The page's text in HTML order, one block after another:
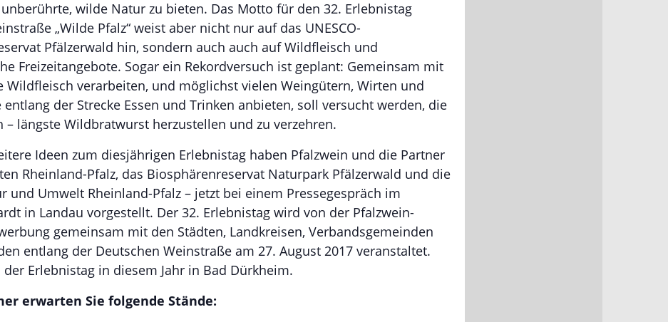
wilde Natur zu bieten. Das Motto für den 32. Erlebnistag
„Wilde Pfalz“ weist aber nicht nur auf das UNESCO-
Pfälzerwald hin, sondern auch auch auf Wildfleisch und
Freizeitangebote. Sogar ein Rekordversuch ist geplant: Gemeinsam mit
Wildfleisch verarbeiten, und möglichst vielen Weingütern, Wirten und
entlang der Strecke Essen und Trinken anbieten, soll versucht werden, die
– längste Wildbratwurst herzustellen und zu verzehren.
Ideen zum diesjährigen Erlebnistag haben Pfalzwein und die Partner
Rheinland-Pfalz, das Biosphärenreservat Naturpark Pfälzerwald und die
und Umwelt Rheinland-Pfalz – jetzt bei einem Pressegespräch im
in Landau vorgestellt. Der 32. Erlebnistag wird von der Pfalzwein-
gemeinsam mit den Städten, Landkreisen, Verbandsgemeinden
entlang der Deutschen Weinstraße am 27. August 2017 veranstaltet.
Erlebnistag in diesem Jahr in Bad Dürkheim.
erwarten Sie folgende Stände: